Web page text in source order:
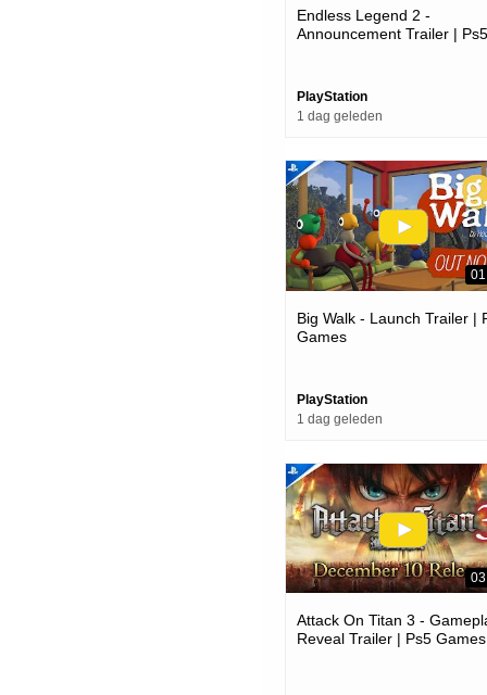
Endless Legend 2 -
Announcement Trailer | Ps5
PlayStation
1 dag geleden
Big Walk - Launch Trailer |
Games
PlayStation
1 dag geleden
Attack On Titan 3 -
Reveal Trailer | Ps5 Games